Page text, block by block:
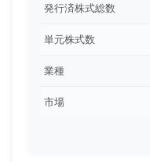
発行済株式総数
単元株式数
業種
市場